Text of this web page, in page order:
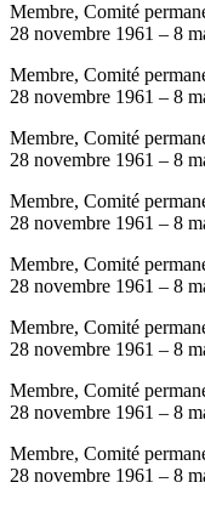
Membre, Comité
28 novembre 1961 – 8
Membre, Comité
28 novembre 1961 – 8
Membre, Comité
28 novembre 1961 – 8
Membre, Comité
28 novembre 1961 – 8
Membre, Comité
28 novembre 1961 – 8
Membre, Comité
28 novembre 1961 – 8
Membre, Comité
28 novembre 1961 – 8
Membre, Comité
28 novembre 1961 – 8